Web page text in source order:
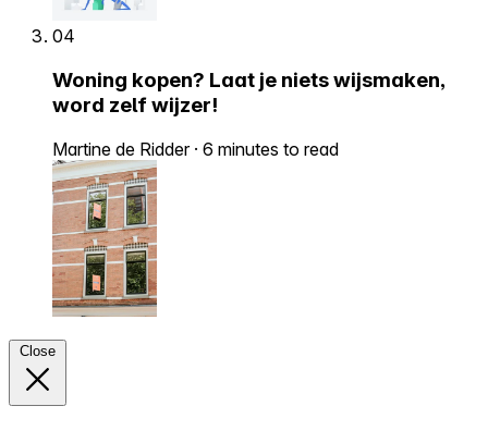
04
Woning kopen? Laat je niets wijsmaken,
word zelf wijzer!
Martine de Ridder · 6 minutes to read
Close